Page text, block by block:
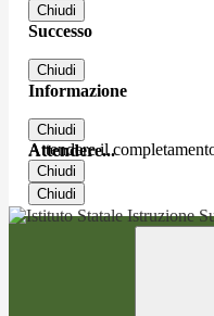
Chiudi
Successo
Chiudi
Informazione
Chiudi
Attendere...
Attendere il
Chiudi
Chiudi